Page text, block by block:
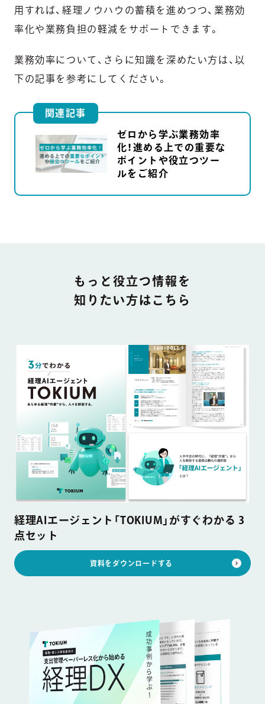
用すれば、経理ノウハウの蓄積を進めつつ、業務効
率化や業務負担の軽減をサポートできます。
業務効率について、さらに知識を深めたい方は、以
下の記事を参考にしてください。
関連記事
ゼロから学ぶ業務効率
化！進める上での重要な
ポイントや役立つツー
ルをご紹介
DOCUMENT
もっと役立つ情報を
知りたい方はこちら
経理AIエージェント「TOKIUM」がすぐわかる 3
点セット
資料をダウンロードする